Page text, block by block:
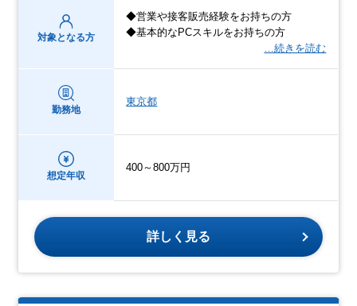
対象となる方
◆営業や接客販売経験をお持ちの方
◆基本的なPCスキルをお持ちの方
…続きを読む
勤務地
東京都
想定年収
400～800万円
詳しく見る